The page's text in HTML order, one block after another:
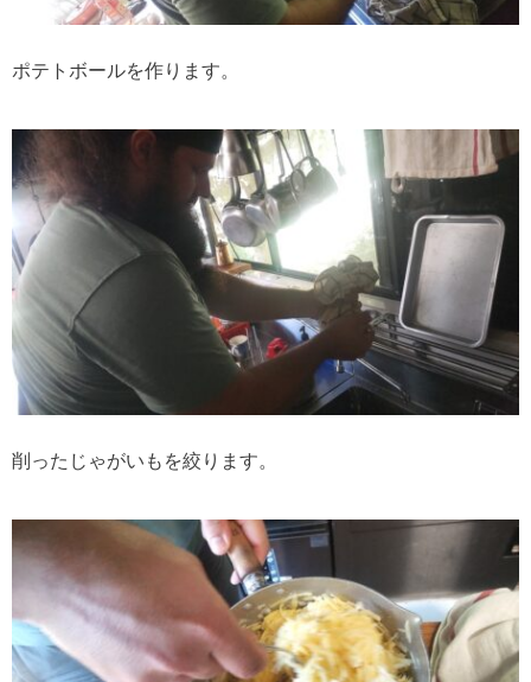
ポテトボールを作ります。
削ったじゃがいもを絞ります。